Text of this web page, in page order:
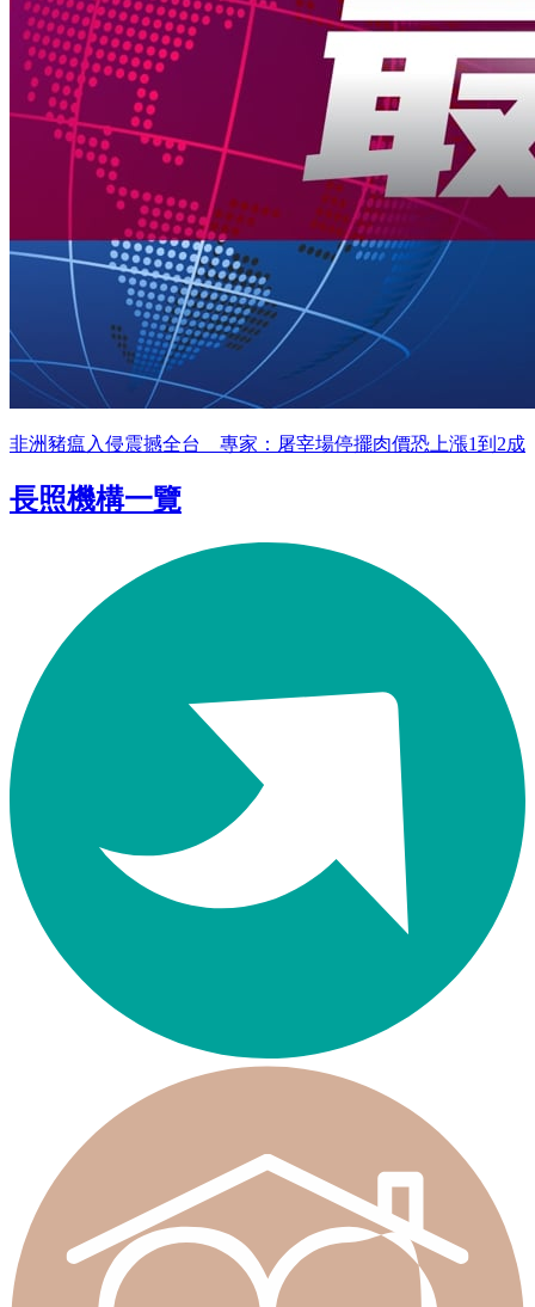
非洲豬瘟入侵震撼全台 專家：屠宰場停擺肉價恐上漲1到2成
長照機構一覽